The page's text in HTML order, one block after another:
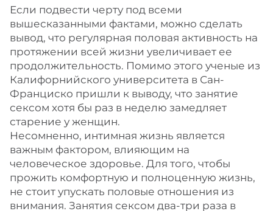
Если подвести черту под всеми
вышесказанными фактами, можно сделать
вывод, что регулярная половая активность на
протяжении всей жизни увеличивает ее
продолжительность. Помимо этого ученые из
Калифорнийского университета в Сан-
Франциско пришли к выводу, что занятие
сексом хотя бы раз в неделю замедляет
старение у женщин.
Несомненно, интимная жизнь является
важным фактором, влияющим на
человеческое здоровье. Для того, чтобы
прожить комфортную и полноценную жизнь,
не стоит упускать половые отношения из
внимания. Занятия сексом два-три раза в